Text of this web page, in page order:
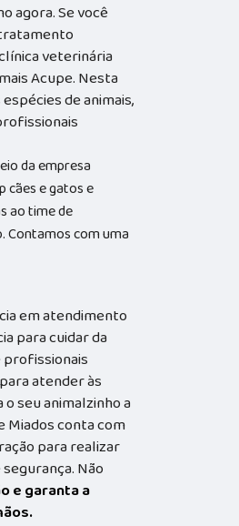
agora. Se você
veterinária
Acupe. Nesta
de animais,
da empresa
cães e gatos e
ao time de
Contamos com uma
em atendimento
para cuidar da
profissionais
atender às
seu animalzinho a
Miados conta com
para realizar
Não
e garanta a